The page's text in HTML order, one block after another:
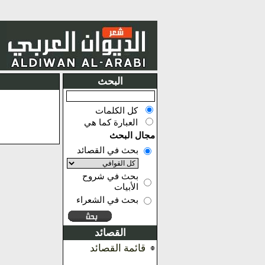
البحث
كل الكلمات
العبارة كما هي
مجال البحث
بحث في القصائد
بحث في شروح
الأبيات
بحث في الشعراء
القصائد
قائمة القصائد